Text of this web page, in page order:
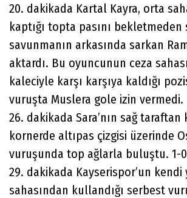
20. dakikada Kartal Kayra, orta
kaptığı topta pasını
savunmanın arkasında sarkan
aktardı. Bu oyuncunun ceza
kaleciyle karşı karşıya kaldığı
vuruşta Muslera gole izin vermedi.
26. dakikada Sara’nın sağ taraftan
kornerde altıpas çizgisi üzerinde
vuruşunda top ağlarla buluştu. 1-0
29. dakikada Kayserispor’un kendi
sahasından kullandığı serbest